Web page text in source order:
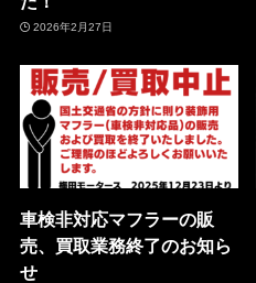
2026年2月27日
車検非対応マフラーの販
売、買取業務終了のお知ら
せ